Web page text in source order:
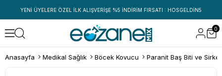
YENİ ÜYELERE ÖZEL İLK ALIŞVERİŞE %5 İNDİRİM FIRSATI : HOSGELDİN5
0
Anasayfa Medikal Sağlık Böcek Kovucu Paranit Baş Biti ve